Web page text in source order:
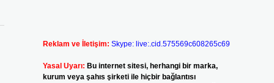
Reklam ve İletişim: Skype: live:.cid.575569c608265c69
Yasal Uyarı: Bu internet sitesi, herhangi bir marka,
kurum veya şahıs şirketi ile hiçbir bağlantısı